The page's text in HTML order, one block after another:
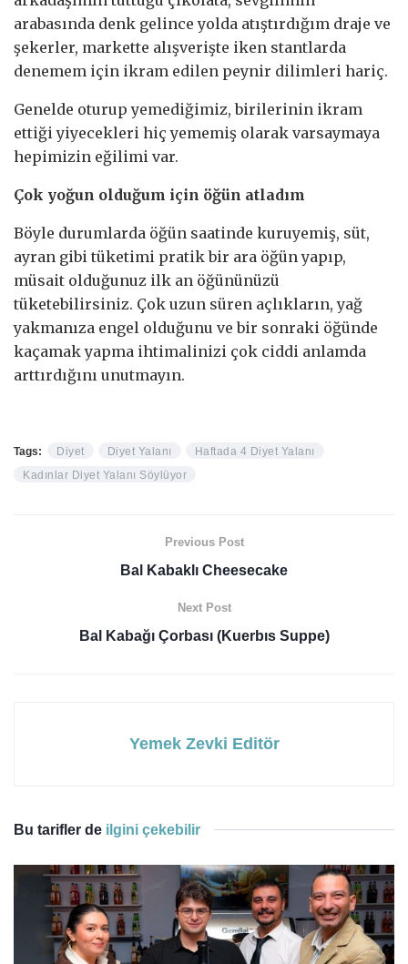
arabasında denk gelince yolda atıştırdığım draje ve
şekerler, markette alışverişte iken stantlarda
denemem için ikram edilen peynir dilimleri hariç.
Genelde oturup yemediğimiz, birilerinin ikram
ettiği yiyecekleri hiç yememiş olarak varsaymaya
hepimizin eğilimi var.
Çok yoğun olduğum için öğün atladım
Böyle durumlarda öğün saatinde kuruyemiş, süt,
ayran gibi tüketimi pratik bir ara öğün yapıp,
müsait olduğunuz ilk an öğününüzü
tüketebilirsiniz. Çok uzun süren açlıkların, yağ
yakmanıza engel olduğunu ve bir sonraki öğünde
kaçamak yapma ihtimalinizi çok ciddi anlamda
arttırdığını unutmayın.
Tags: Diyet Diyet Yalanı
Haftada 4 Diyet Yalanı
Kadınlar Diyet Yalanı Söylüyor
Previous Post
Bal Kabaklı Cheesecake
Next Post
Bal Kabağı Çorbası (Kuerbıs Suppe)
Yemek Zevki Editör
Bu tarifler de ilgini çekebilir